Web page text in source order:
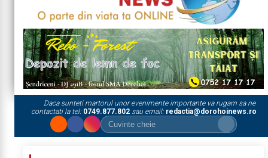
Daca sunteti martorul unor evenimente importante va rugam sa ne
contactati la tel: 0749.877.802sau email: redactia@dorohoinews.ro